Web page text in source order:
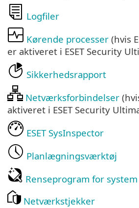
Logfiler
Kørende processer (hvis
er aktiveret i ESET Security
Sikkerhedsrapport
Netværksforbindelser
aktiveret i ESET Security
ESET SysInspector
Planlægningsværktøj
Renseprogram for system
Netværkstjekker